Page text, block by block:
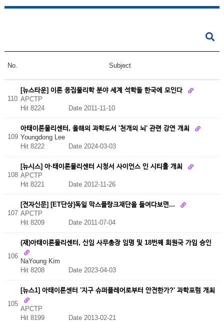
No. Subject
110
[뉴스타운] 이론 응집물리학 분야 세계 석학들 한국에 모인다
APCTP
Hit 8224
Date 2011-11-10
109
아태이론물리센터, 올해의 과학도서 '천개의 뇌' 관련 강연 개최
Youngdong Lee
Hit 8222
Date 2024-03-03
108
[뉴시스] 아·태이론물리센터 시청서 사이언스 인 시티홀 개최
APCTP
Hit 8221
Date 2012-11-26
107
[전자신문] [ET단상]독일 막스플랑크재단을 들여다보면...
APCTP
Hit 8209
Date 2011-07-04
106
(재)아태이론물리센터, 신임 사무총장 임명 및 18번째 회원국 가입 승인
NaYoung Kim
Hit 8208 Date 2023-04-03
105
[뉴스1] 아태이론센터 '지구 슈퍼플레어로부터 안전한가?' 과학포럼 개최
APCTP
Hit 8199 Date 2013-02-21